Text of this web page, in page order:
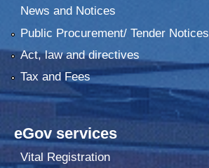
News and Notices
Public Procurement/ Tender Notices
Act, law and directives
Tax and Fees
eGov services
Vital Registration